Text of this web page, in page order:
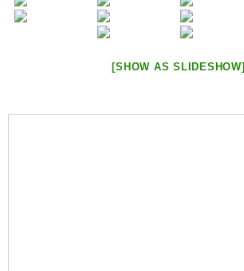
[SHOW AS SLIDESHOW]